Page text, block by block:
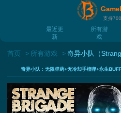
支持
最近更
新
所有游
戏
首页 所有游戏 奇异小队（
奇异小队：无限弹药+无冷却手榴弹+永生